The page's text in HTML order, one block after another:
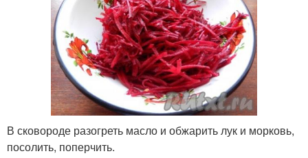
В сковороде разогреть масло и обжарить лук и морковь,
посолить, поперчить.